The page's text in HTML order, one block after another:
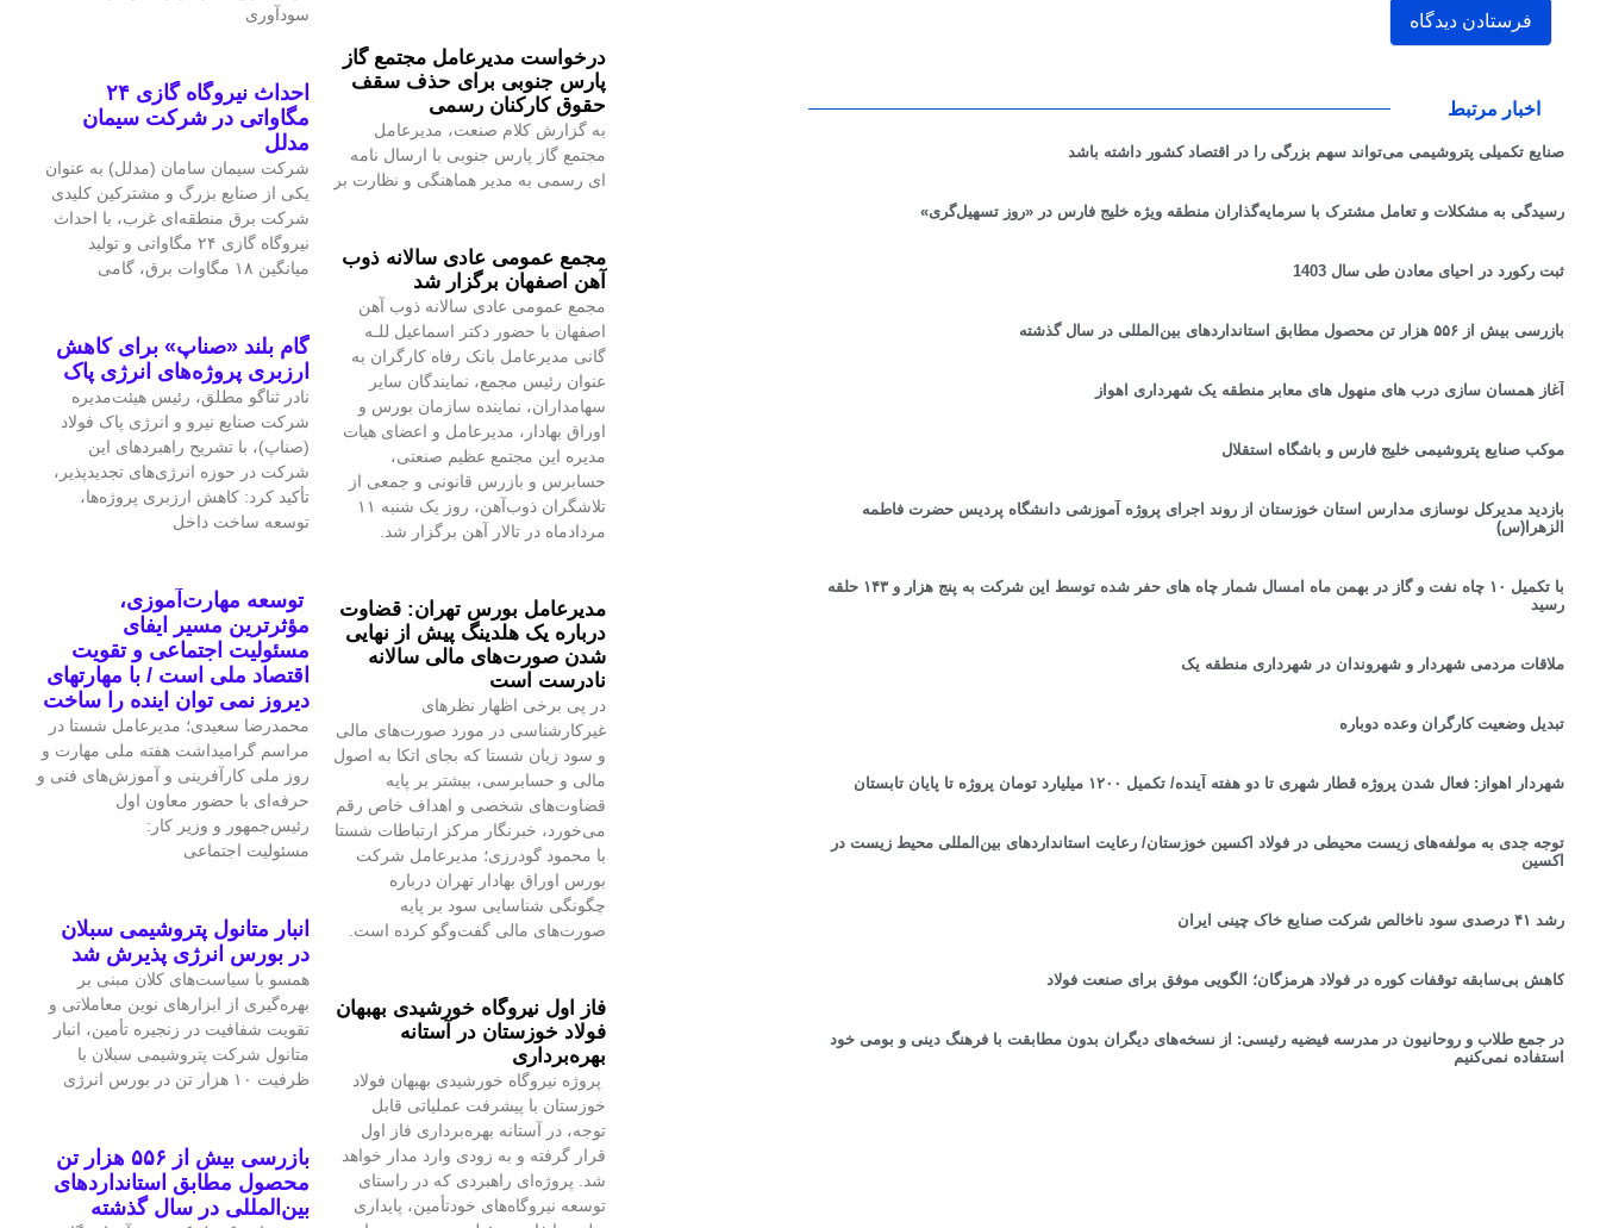
اخبار مرتبط
صنایع تکمیلی پتروشیمی می‌تواند سهم بزرگی را در اقتصاد کشور داشته باشد
رسیدگی به مشکلات و تعامل مشترک با سرمایه‌گذاران منطقه ویژه خلیج فارس در «روز تسهیل‌گری»
ثبت رکورد در احیای معادن طی سال 1403
بازرسی بیش از ۵۵۶ هزار تن محصول مطابق استانداردهای بین‌المللی در سال گذشته
آغاز همسان سازی درب های منهول های معابر منطقه یک شهرداری اهواز
موکب صنایع پتروشیمی خلیج فارس و باشگاه استقلال
بازدید مدیرکل نوسازی مدارس استان خوزستان از روند اجرای پروژه آموزشی دانشگاه پردیس حضرت فاطمه
الزهرا(س)
با تکمیل ۱۰ چاه نفت و گاز در بهمن ماه امسال شمار چاه های حفر شده توسط این شرکت به پنج هزار و ۱۴۳ حلقه
رسید
ملاقات مردمی شهردار و شهروندان در شهرداری منطقه یک
تبدیل وضعیت کارگران وعده دوباره
شهردار اهواز: فعال شدن پروژه قطار شهری تا دو هفته آینده/ تکمیل ۱۲۰۰ میلیارد تومان پروژه تا پایان تابستان
توجه جدی به مولفه‌های زیست محیطی در فولاد اکسین خوزستان/ رعایت استانداردهای بین‌المللی محیط زیست در
اکسین
رشد ۴۱ درصدی سود ناخالص شرکت صنایع خاک چینی ایران
کاهش بی‌سابقه توقفات کوره در فولاد هرمزگان؛ الگویی موفق برای صنعت فولاد
در جمع طلاب و روحانیون در مدرسه فیضیه رئیسی: از نسخه‌های دیگران بدون مطابقت با فرهنگ دینی و بومی خود
استفاده نمی‌کنیم
درخواست مدیرعامل مجتمع گاز
پارس جنوبی برای حذف سقف
حقوق کارکنان رسمی
به گزارش کلام صنعت، مدیرعامل
مجتمع گاز پارس جنوبی با ارسال نامه
ای رسمی به مدیر هماهنگی و نظارت بر
مجمع عمومی عادی سالانه ذوب
آهن اصفهان برگزار شد
مجمع عمومی عادی سالانه ذوب آهن
اصفهان با حضور دکتر اسماعیل للـه
گانی مدیرعامل بانک رفاه کارگران به
عنوان رئیس مجمع، نمایندگان سایر
سهامداران، نماینده سازمان بورس و
اوراق بهادار، مدیرعامل و اعضای هیات
مدیره این مجتمع عظیم صنعتی،
حسابرس و بازرس قانونی و جمعی از
تلاشگران ذوب‌آهن، روز یک شنبه ۱۱
مردادماه در تالار آهن برگزار شد.
مدیرعامل بورس تهران: قضاوت
درباره یک هلدینگ پیش از نهایی
شدن صورت‌های مالی سالانه
نادرست است
در پی برخی اظهار نظرهای
غیرکارشناسی در مورد صورت‌های مالی
و سود زیان شستا که بجای اتکا به اصول
مالی و حسابرسی، بیشتر بر پایه
قضاوت‌‌های شخصی و اهداف خاص رقم
می‌خورد، خبرنگار مرکز ارتباطات شستا
با محمود گودرزی؛ مدیرعامل شرکت
بورس اوراق بهادار تهران درباره
چگونگی شناسایی سود بر پایه
صورت‌های مالی گفت‌وگو کرده است.
فاز اول نیروگاه خورشیدی بهبهان
فولاد خوزستان در آستانه
بهره‌برداری
پروژه نیروگاه خورشیدی بهبهان فولاد
خوزستان با پیشرفت عملیاتی قابل‌
توجه، در آستانه بهره‌برداری فاز اول
قرار گرفته و به‌ زودی وارد مدار خواهد
شد. پروژه‌ای راهبردی که در راستای
توسعه نیروگاه‌های خودتأمین، پایداری
سودآوری
احداث نیروگاه گازی ۲۴
مگاواتی در شرکت سیمان
مدلل
شرکت سیمان سامان (مدلل) به عنوان
یکی از صنایع بزرگ و مشترکین کلیدی
شرکت برق منطقه‌ای غرب، با احداث
نیروگاه گازی ۲۴ مگاواتی و تولید
میانگین ۱۸ مگاوات برق، گامی
گام بلند «صناپ» برای کاهش
ارزبری پروژه‌های انرژی پاک
نادر ثناگو مطلق، رئیس هیئت‌مدیره
شرکت صنایع نیرو و انرژی پاک فولاد
(صناپ)، با تشریح راهبردهای این
شرکت در حوزه انرژی‌های تجدیدپذیر،
تأکید کرد: کاهش ارزبری پروژه‌ها،
توسعه ساخت داخل
توسعه مهارت‌آموزی،
مؤثرترین مسیر ایفای
مسئولیت اجتماعی و تقویت
اقتصاد ملی است / با مهارتهای
دیروز نمی توان اینده را ساخت
محمدرضا سعیدی؛ مدیرعامل شستا در
مراسم گرامیداشت هفته ملی مهارت و
روز ملی کارآفرینی و آموزش‌های فنی و
حرفه‌ای با حضور معاون اول
رئیس‌جمهور و وزیر کار:
مسئولیت اجتماعی
انبار متانول پتروشیمی سبلان
در بورس انرژی پذیرش شد
همسو با سیاست‌های کلان مبنی بر
بهره‌گیری از ابزارهای نوین معاملاتی و
تقویت شفافیت در زنجیره تأمین، انبار
متانول شرکت پتروشیمی سبلان با
ظرفیت ۱۰ هزار تن در بورس انرژی
بازرسی بیش از ۵۵۶ هزار تن
محصول مطابق استانداردهای
بین‌المللی در سال گذشته